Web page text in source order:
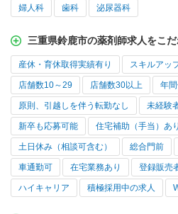
婦人科 歯科 泌尿器科
三重県鈴鹿市の薬剤師求人をこ
産休・育休取得実績有り スキルアッ
店舗数10～29 店舗数30以上 年
原則、引越しを伴う転勤なし 未経験
新卒も応募可能 住宅補助（手当）あり
土日休み（相談可含む） 総合門前
車通勤可 在宅業務あり 登録販売
ハイキャリア 積極採用中の求人